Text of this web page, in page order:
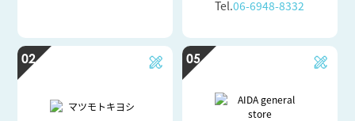
Tel.06-6948-8332
02 05